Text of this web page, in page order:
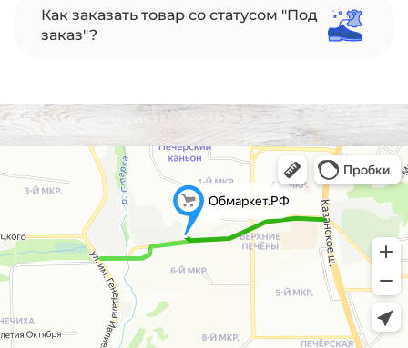
Как заказать товар со статусом "Под
заказ"?